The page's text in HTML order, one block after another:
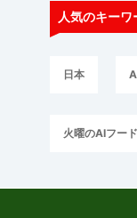
人気のキーワ
日本
火曜のAIフー